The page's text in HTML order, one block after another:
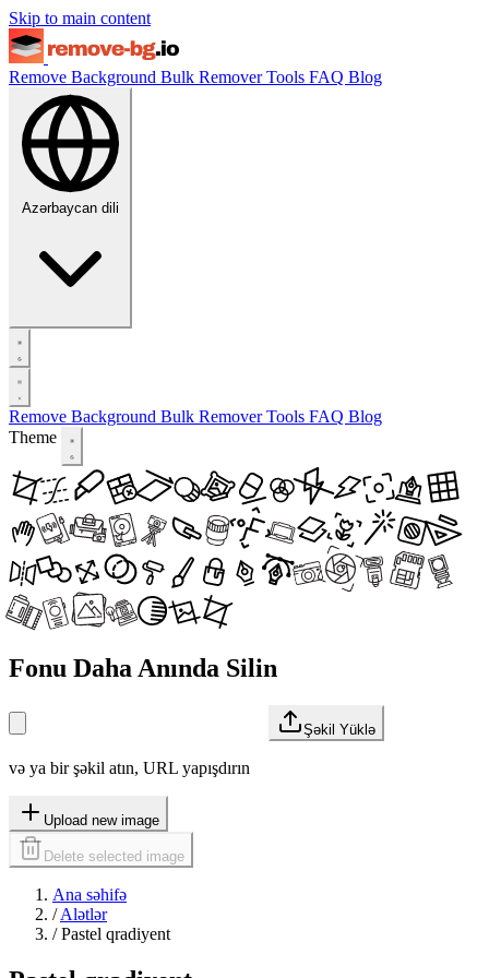
Skip to main content
Remove Background Bulk RemoverTools FAQ Blog
Azərbaycan dili
Remove Background Bulk RemoverTools FAQ Blog
Theme
Fonu Daha Anında Silin
Şəkil Yüklə
və ya bir şəkil atın, URL yapışdırın
Upload new image
Delete selected image
Ana səhifə
/ Alətlər
/ Pastel qradiyent